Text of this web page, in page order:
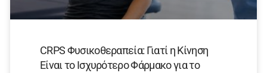
CRPS Φυσικοθεραπεία: Γιατί η Κίνηση
Είναι το Ισχυρότερο Φάρμακο για το